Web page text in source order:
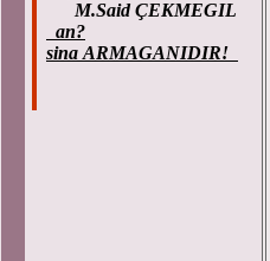
M.Said ÇEKMEGIL
an?
sina ARMAGANIDIR!